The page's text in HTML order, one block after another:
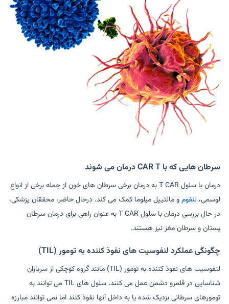
سرطان هایی که با CAR T درمان می شوند
درمان با سلول T CAR به درمان برخی سرطان های خون از جمله برخی از انواع
لوسمی، لنفومو مالتیپل میلوما کمک می کند. درحال حاضر، محققان پزشکی،
در حال بررسی درمان با سلول T CAR به عنوان راهی برای درمان سرطان
پستان و سرطان مغز نیز هستند.
چگونگی عملکرد لنفوسیت های نفوذ کننده به تومور (TIL)
لنفوسیت های نفوذ کننده به تومور (TIL) مانند گروه کوچکی از سربازان
شناسایی در قلمرو دشمن عمل می کنند. سلول های TIL می توانند به
تومورهای سرطانی نزدیک شده یا به داخل آنها نفوذ کنند اما نمی توانند مبارزه